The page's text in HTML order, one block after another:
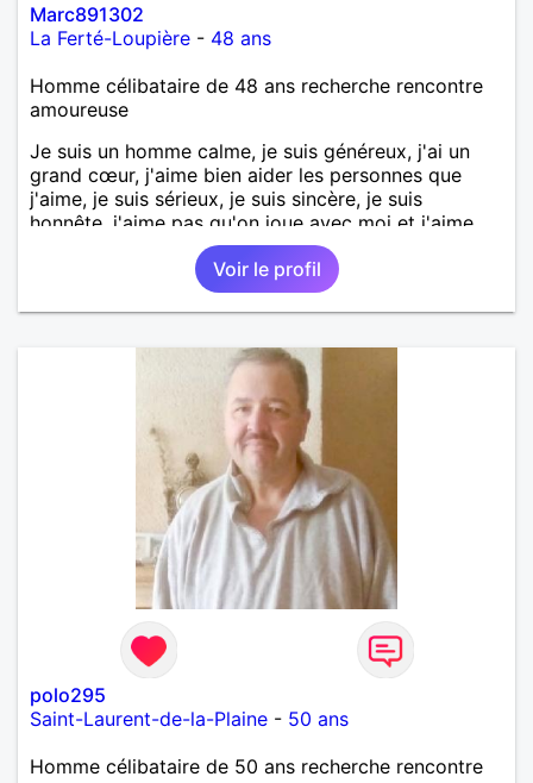
Marc891302
La Ferté-Loupière - 48 ans
Homme célibataire de 48 ans recherche rencontre
amoureuse
Je suis un homme calme, je suis généreux, j'ai un
grand cœur, j'aime bien aider les personnes que
j'aime, je suis sérieux, je suis sincère, je suis
honnête, j'aime pas qu'on joue avec moi et j'aime
pas les mensonges. Je cherche une relation
amoureuse et sérieuse.Voir le profil
polo295
Saint-Laurent-de-la-Plaine - 50 ans
Homme célibataire de 50 ans recherche rencontre